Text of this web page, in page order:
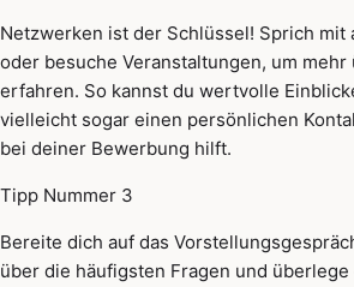
Netzwerken ist der Schlüssel! Sprich
oder besuche Veranstaltungen, um mehr
erfahren. So kannst du wertvolle
vielleicht sogar einen persönlichen
bei deiner Bewerbung hilft.
Tipp Nummer 3
Bereite dich auf das
über die häufigsten Fragen und